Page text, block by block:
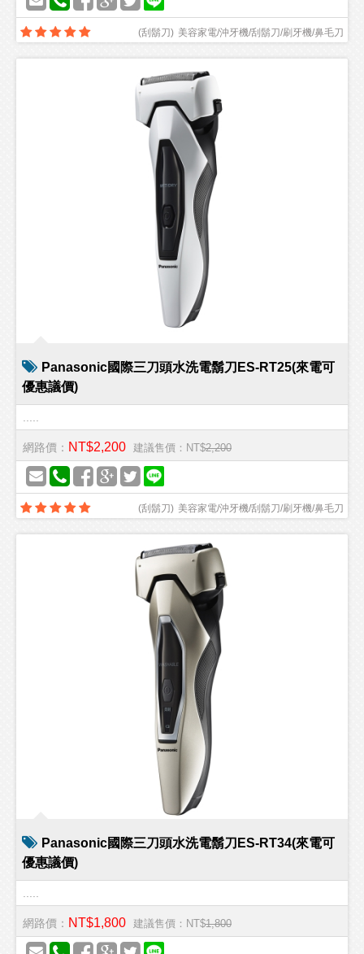
美容家電/沖牙機/刮鬍刀/刷牙機/鼻毛刀
(刮鬍刀)
Panasonic國際三刀頭水洗電鬍刀ES-RT25(來電可
優惠議價)
網路價： NT$2,200 建議售價：NT$2,200
美容家電/沖牙機/刮鬍刀/刷牙機/鼻毛刀
(刮鬍刀)
Panasonic國際三刀頭水洗電鬍刀ES-RT34(來電可
優惠議價)
網路價： NT$1,800 建議售價：NT$1,800